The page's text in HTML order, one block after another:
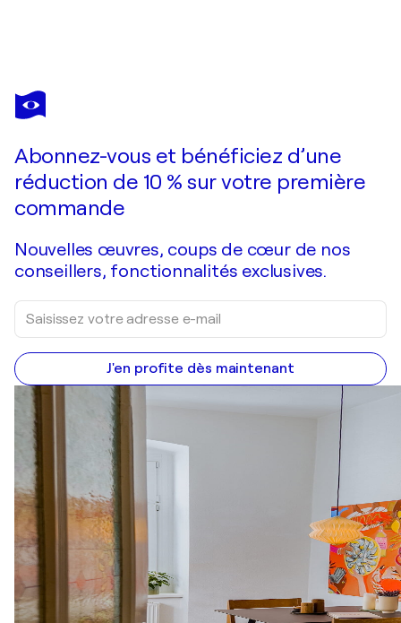
JOACKIM SCHOU DAHLE
Organic Winter
Abonnez-vous et bénéficiez d’une
réduction de 10 % sur votre première
commande
Nouvelles œuvres, coups de cœur de nos
conseillers, fonctionnalités exclusives.
J'en profite dès maintenant